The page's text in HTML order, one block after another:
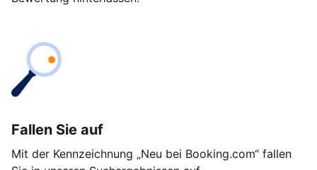
Fallen Sie auf
Mit der Kennzeichnung „Neu bei Booking.com“ fallen